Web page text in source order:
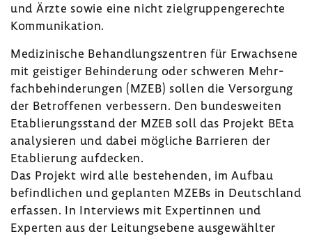
und Ärzte sowie eine nicht ziel­grup­pen­ge­rechte
Kommu­ni­ka­tion.
Medi­zi­ni­sche Behand­lungs­zen­tren für Erwach­sene
mit geis­tiger Behin­de­rung oder schweren Mehr­
fach­be­hin­de­rungen (MZEB) sollen die Versor­gung
der Betrof­fenen verbes­sern. Den bundes­weiten
Etablie­rungs­stand der MZEB soll das Projekt BEta
analy­sieren und dabei mögliche Barrieren der
Etablie­rung aufde­cken.
Das Projekt wird alle bestehenden, im Aufbau
befind­li­chen und geplanten MZEBs in Deutsch­land
erfassen. In Inter­views mit Exper­tinnen und
Experten aus der Leitungs­ebene ausge­wählter